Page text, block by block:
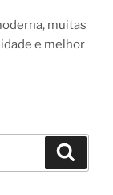
muitas
e melhor